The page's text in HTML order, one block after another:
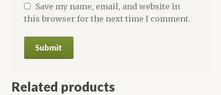
Save my name, email, and website in
this browser for the next time I comment.
Related products